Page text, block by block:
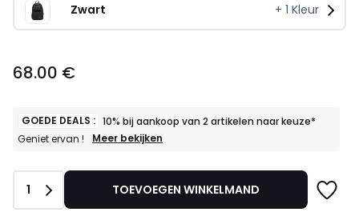
Zwart + 1 Kleur
€.
68.00 €
GOEDE DEALS : 10% bij aankoop van 2 artikelen naar keuze*
Geniet ervan !
GOEDE
Meer bekijken
Aantal
1 TOEVOEGEN WINKELMAND